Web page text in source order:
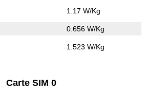
1.17 W/Kg
0.656 W/Kg
1.523 W/Kg
Carte SIM 0